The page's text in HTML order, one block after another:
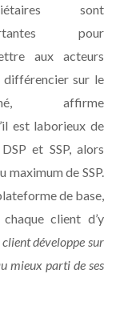
sont
pour
aux acteurs
différencier sur le
affirme
est laborieux de
et SSP, alors
maximum de SSP.
de base,
client d’y
développe sur
mieux parti de ses